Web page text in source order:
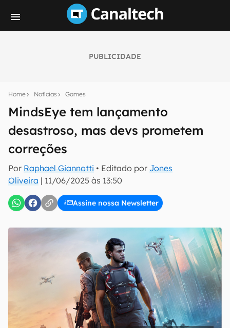
PUBLICIDADE
Home Notícias Games
MindsEye tem lançamento
desastroso, mas devs prometem
correções
Por Raphael Giannotti • Editado por Jones
Oliveira | 11/06/2025 às 13:50
Assine nossa Newsletter
notícias e reviews sobre tecnologia em primeira
mão.
E-mail
inscreva-se
Confirmo que li, aceito e concordo com os Termos de
Uso e Política de Privacidade do Canaltech.